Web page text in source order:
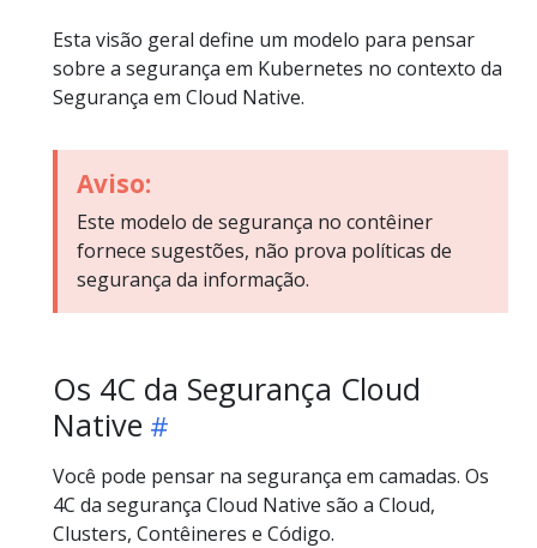
Esta visão geral define um modelo para pensar
sobre a segurança em Kubernetes no contexto da
Segurança em Cloud Native.
Aviso:
Este modelo de segurança no contêiner
fornece sugestões, não prova políticas de
segurança da informação.
Os 4C da Segurança Cloud
Native
Você pode pensar na segurança em camadas. Os
4C da segurança Cloud Native são a Cloud,
Clusters, Contêineres e Código.